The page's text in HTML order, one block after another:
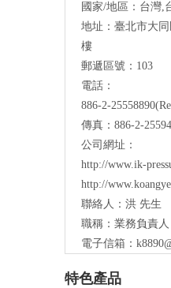
國家/地區：台灣,
地址：臺北市大
樓
郵遞區號：103
電話：
886-2-
傳真：886-2-
公司網址：
http://www.ik-
http://
聯絡人：洪 先生
職稱：業務負責人
電子信箱：
特色產品